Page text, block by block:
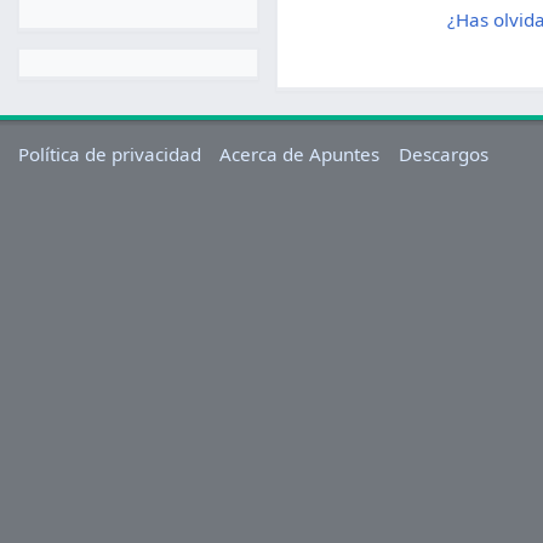
¿Has
Política de privacidad Acerca de Apuntes Descargos